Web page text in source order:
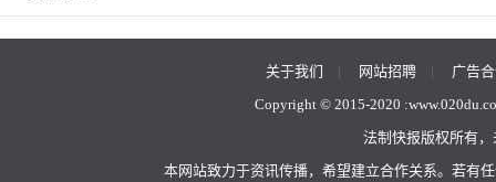
关于我们 | 网站招聘| 广告
Copyright © 2015-2020 :
法制快报版权所有
本网站致力于资讯传播，希望建立合作关系。若有